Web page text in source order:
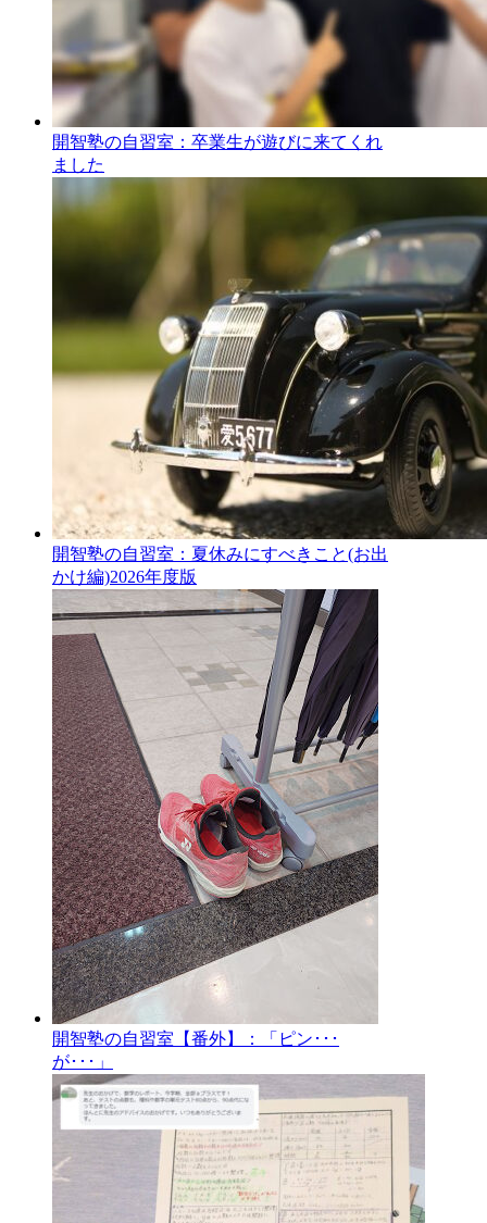
開智塾の自習室：卒業生が遊びに来てくれ
ました
開智塾の自習室：夏休みにすべきこと(お出
かけ編)2026年度版
開智塾の自習室【番外】：「ピン･･･
が･･･」